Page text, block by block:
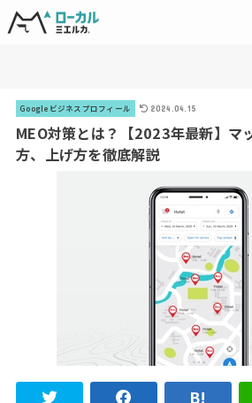
Googleビジネスプロフィール 2024.04.15
MEO対策とは？【2023年最新】マ
方、上げ方を徹底解説